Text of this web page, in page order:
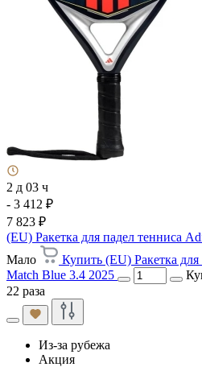
2 д 03 ч
- 3 412 ₽
7 823 ₽
(EU) Ракетка для падел тенниса
Мало
Купить (EU) Ракетка
Match Blue 3.4 2025
22 раза
Из-за рубежа
Акция